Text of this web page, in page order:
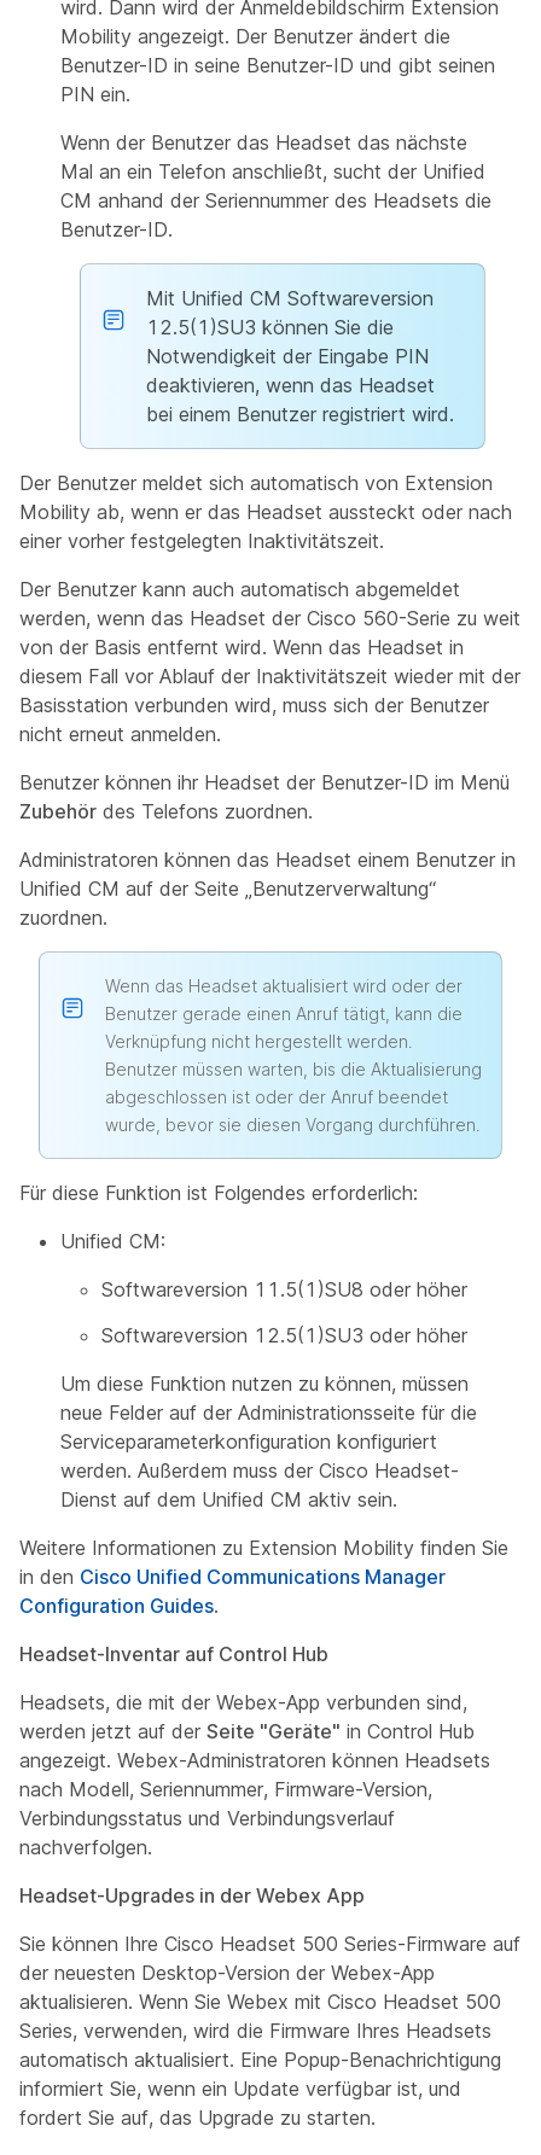
wird. Dann wird der Anmeldebildschirm Extension
Mobility angezeigt. Der Benutzer ändert die
Benutzer-ID in seine Benutzer-ID und gibt seinen
PIN ein.
Wenn der Benutzer das Headset das nächste
Mal an ein Telefon anschließt, sucht der Unified
CM anhand der Seriennummer des Headsets die
Benutzer-ID.
Mit Unified CM Softwareversion
12.5(1)SU3 können Sie die
Notwendigkeit der Eingabe PIN
deaktivieren, wenn das Headset
bei einem Benutzer registriert wird.
Der Benutzer meldet sich automatisch von Extension
Mobility ab, wenn er das Headset aussteckt oder nach
einer vorher festgelegten Inaktivitätszeit.
Der Benutzer kann auch automatisch abgemeldet
werden, wenn das Headset der Cisco 560-Serie zu weit
von der Basis entfernt wird. Wenn das Headset in
diesem Fall vor Ablauf der Inaktivitätszeit wieder mit der
Basisstation verbunden wird, muss sich der Benutzer
nicht erneut anmelden.
Benutzer können ihr Headset der Benutzer-ID im Menü
Zubehör des Telefons zuordnen.
Administratoren können das Headset einem Benutzer in
Unified CM auf der Seite „Benutzerverwaltung“
zuordnen.
Wenn das Headset aktualisiert wird oder der
Benutzer gerade einen Anruf tätigt, kann die
Verknüpfung nicht hergestellt werden.
Benutzer müssen warten, bis die Aktualisierung
abgeschlossen ist oder der Anruf beendet
wurde, bevor sie diesen Vorgang durchführen.
Für diese Funktion ist Folgendes erforderlich:
Unified CM:
Softwareversion 11.5(1)SU8 oder höher
Softwareversion 12.5(1)SU3 oder höher
Um diese Funktion nutzen zu können, müssen
neue Felder auf der Administrationsseite für die
Serviceparameterkonfiguration konfiguriert
werden. Außerdem muss der Cisco Headset-
Dienst auf dem Unified CM aktiv sein.
Weitere Informationen zu Extension Mobility finden Sie
in den Cisco Unified Communications Manager
Configuration Guides.
Headset-Inventar auf Control Hub
Headsets, die mit der Webex-App verbunden sind,
werden jetzt auf der Seite "Geräte" in Control Hub
angezeigt. Webex-Administratoren können Headsets
nach Modell, Seriennummer, Firmware-Version,
Verbindungsstatus und Verbindungsverlauf
nachverfolgen.
Headset-Upgrades in der Webex App
Sie können Ihre Cisco Headset 500 Series-Firmware auf
der neuesten Desktop-Version der Webex-App
aktualisieren. Wenn Sie Webex mit Cisco Headset 500
Series, verwenden, wird die Firmware Ihres Headsets
automatisch aktualisiert. Eine Popup-Benachrichtigung
informiert Sie, wenn ein Update verfügbar ist, und
fordert Sie auf, das Upgrade zu starten.